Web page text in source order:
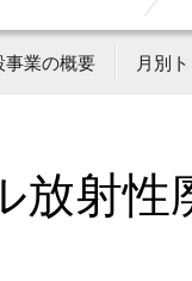
事業の概要 月別
放射性